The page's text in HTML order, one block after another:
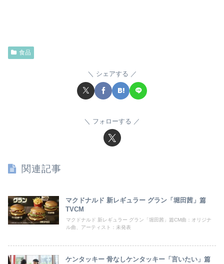
食品
シェアする
フォローする
関連記事
マクドナルド 新レギュラー グラン「堀田茜」篇
TVCM
マクドナルド 新レギュラー グラン「堀田茜」篇CM曲：オリジナ
ル曲、アーティスト：未発表
ケンタッキー 骨なしケンタッキー「言いたい」篇